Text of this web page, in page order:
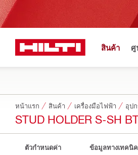
สินค้า ศู
หน้าแรก สินค้า เครื่องมือไฟฟ้า
STUD HOLDER S-SH
ตัวกำหนดค่า ข้อมูลทางเทคนิค